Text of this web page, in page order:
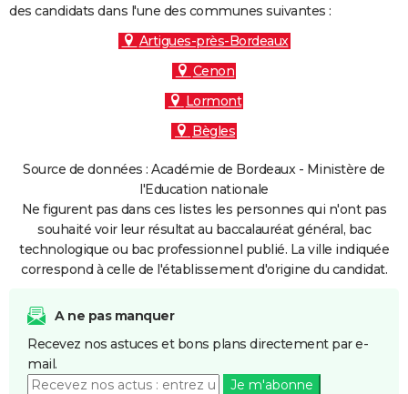
des candidats dans l'une des communes suivantes :
Artigues-près-Bordeaux
Cenon
Lormont
Bègles
Source de données : Académie de Bordeaux - Ministère de
l'Education nationale
Ne figurent pas dans ces listes les personnes qui n'ont pas
souhaité voir leur résultat au baccalauréat général, bac
technologique ou bac professionnel publié. La ville indiquée
correspond à celle de l'établissement d'origine du candidat.
A ne pas manquer
Recevez nos astuces et bons plans directement par e-
mail.
Je m'abonne